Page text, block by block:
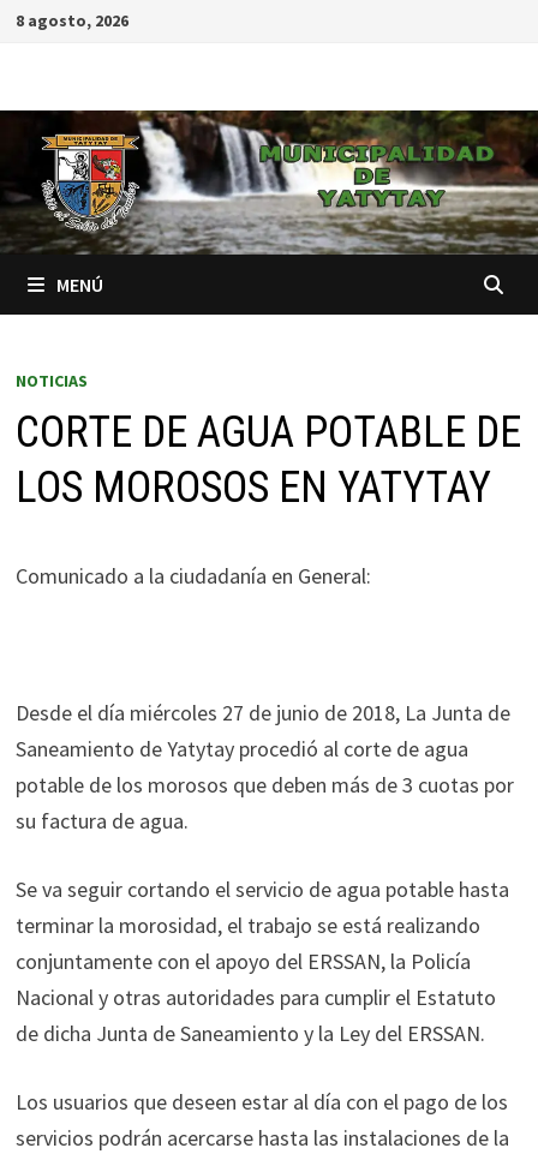
8 agosto, 2026
MENÚ
NOTICIAS
CORTE DE AGUA POTABLE DE
LOS MOROSOS EN YATYTAY
Comunicado a la ciudadanía en General:
Desde el día miércoles 27 de junio de 2018, La Junta de
Saneamiento de Yatytay procedió al corte de agua
potable de los morosos que deben más de 3 cuotas por
su factura de agua.
Se va seguir cortando el servicio de agua potable hasta
terminar la morosidad, el trabajo se está realizando
conjuntamente con el apoyo del ERSSAN, la Policía
Nacional y otras autoridades para cumplir el Estatuto
de dicha Junta de Saneamiento y la Ley del ERSSAN.
Los usuarios que deseen estar al día con el pago de los
servicios podrán acercarse hasta las instalaciones de la